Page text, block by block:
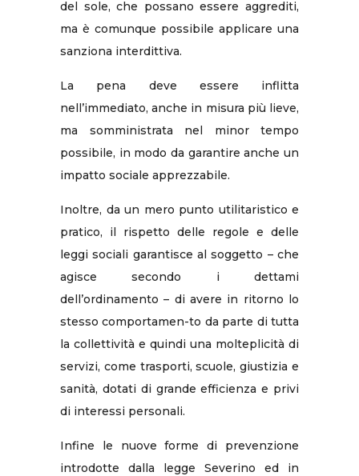
del sole, che possano essere aggrediti,
ma è comunque possibile applicare una
sanziona interdittiva.
La pena deve essere inflitta
nell’immediato, anche in misura più lieve,
ma somministrata nel minor tempo
possibile, in modo da garantire anche un
impatto sociale apprezzabile.
Inoltre, da un mero punto utilitaristico e
pratico, il rispetto delle regole e delle
leggi sociali garantisce al soggetto – che
agisce secondo i dettami
dell’ordinamento – di avere in ritorno lo
stesso comportamen-to da parte di tutta
la collettività e quindi una molteplicità di
servizi, come trasporti, scuole, giustizia e
sanità, dotati di grande efficienza e privi
di interessi personali.
Infine le nuove forme di prevenzione
introdotte dalla legge Severino ed in